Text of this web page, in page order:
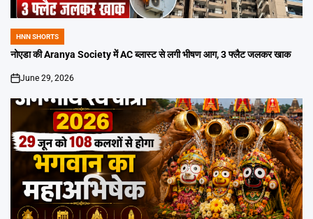
POSTED
IN
HNN SHORTS
नोएडा की Aranya Society में AC ब्लास्ट से लगी भीषण आग, 3 फ्लैट जलकर खाक
on
June 29, 2026